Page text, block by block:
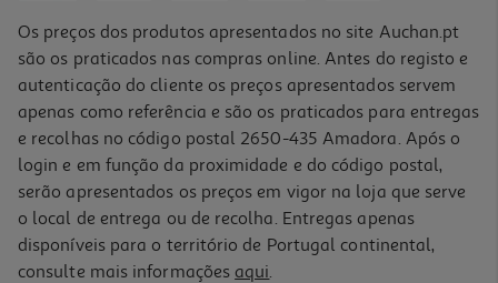
Os preços dos produtos apresentados no site Auchan.pt
são os praticados nas compras online. Antes do registo e
autenticação do cliente os preços apresentados servem
apenas como referência e são os praticados para entregas
e recolhas no código postal 2650-435 Amadora. Após o
login e em função da proximidade e do código postal,
serão apresentados os preços em vigor na loja que serve
o local de entrega ou de recolha. Entregas apenas
disponíveis para o território de Portugal continental,
consulte mais informações aqui.